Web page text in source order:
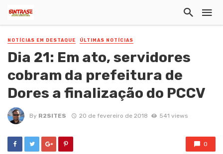
NOTÍCIAS EM DESTAQUE ÚLTIMAS NOTÍCIAS
Dia 21: Em ato, servidores
cobram da prefeitura de
Dores a finalização do PCCV
By R2SITES 20 de fevereiro de 2018 541 views
0